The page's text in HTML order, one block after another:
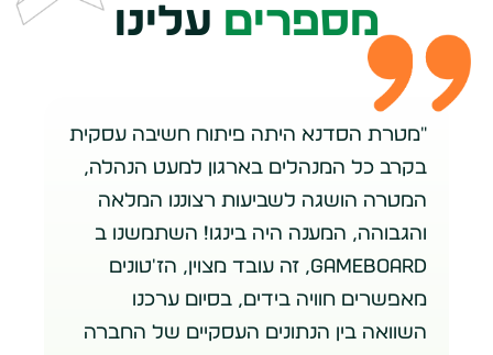
מספרים עלינו
"מטרת הסדנא היתה פיתוח חשיבה עסקית
בקרב כל המנהלים בארגון למעט הנהלה,
המטרה הושגה לשביעות רצוננו המלאה
והגבוהה, המענה היה בינגו! השתמשנו ב
Gameboard, זה עובד מצוין, הז'טונים
מאפשרים חוויה בידים, בסיום ערכנו
השוואה בין הנתונים העסקיים של החברה